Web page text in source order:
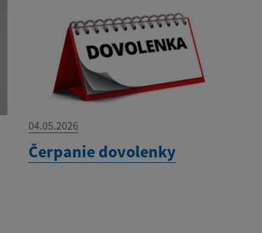
04.05.2026
Čerpanie dovolenky